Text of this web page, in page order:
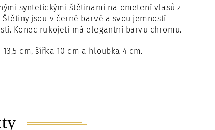
syntetickými štětinami na ometení vlasů z
jsou v černé barvě a svou jemností
Konec rukojeti má elegantní barvu chromu.
cm, šířka 10 cm a hloubka 4 cm.